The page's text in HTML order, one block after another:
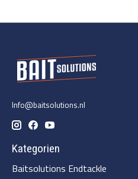
Info@baitsolutions.nl
Kategorien
Baitsolutions Endtackle